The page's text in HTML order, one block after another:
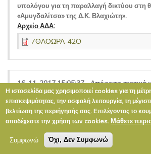
υπολόγου για τη παραλλαγή δικτύου στη
«Αμυγδαλίτσα» της Δ.Κ. Βλαχιώτη».
Αρχείο ΑΔΑ:
7ΘΛΟΩΡΛ-42Ο
16-11-2017 15:05:37-Απόφαση σχετικά
όρων διαγωνισμού της υπηρεσίας με τίτλο
Τεχνικού Ασφαλείας».
Αρχείο ΑΔΑ:
Η ιστοσελίδα μας χρησιμοποιεί cookies για τη
επισκεψιμότητας, την ασφαλή λειτουργία, τη
βελτίωση της περιήγησής σας. Επιλέγοντας το
αποδέχεστε την χρήση των cookies. Μάθετε
Συμφωνώ Όχι, Δεν Συμφωνώ